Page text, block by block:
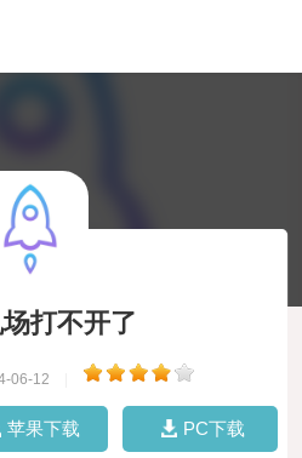
打不开了
06-12
苹果下载 PC下载